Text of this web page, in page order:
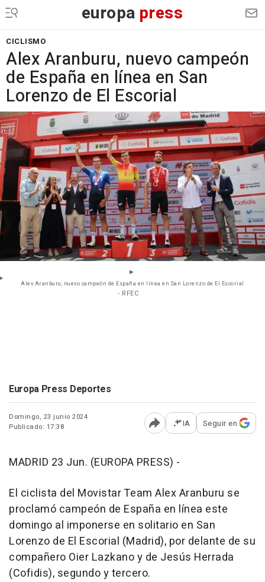
europa press
CICLISMO
Alex Aranburu, nuevo campeón
de España en línea en San
Lorenzo de El Escorial
Alex Aranburu, nuevo campeón de España en línea en San Lorenzo de El Escorial
- RFEC
Europa Press Deportes
Domingo, 23 junio 2024
Publicado: 17:38
Abrir opciones para
IA Seguir en
MADRID 23 Jun. (EUROPA PRESS) -
El ciclista del Movistar Team Alex Aranburu se
proclamó campeón de España en línea este
domingo al imponerse en solitario en San
Lorenzo de El Escorial (Madrid), por delante de su
compañero Oier Lazkano y de Jesús Herrada
(Cofidis), segundo y tercero.